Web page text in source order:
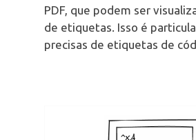
PDF, que podem ser
de etiquetas. Isso é
precisas de etiquetas de